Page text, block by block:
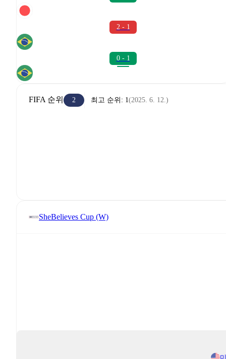
2 - 1
0 - 1
FIFA 순위 2 최고 순위 : 1 (2025. 6. 12. )
SheBelieves Cup (W)